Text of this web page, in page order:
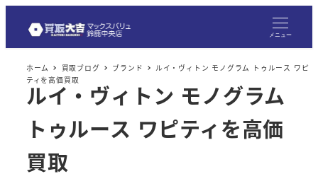
メニュー
ホーム 買取ブログ ブランド
ルイ・ヴィトン モノグラム トゥルース ワピ
ティを高価買取
ルイ・ヴィトン モノグラム
トゥルース ワピティを高価
買取